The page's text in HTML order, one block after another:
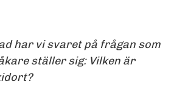
har vi svaret på frågan som
ställer sig: Vilken är